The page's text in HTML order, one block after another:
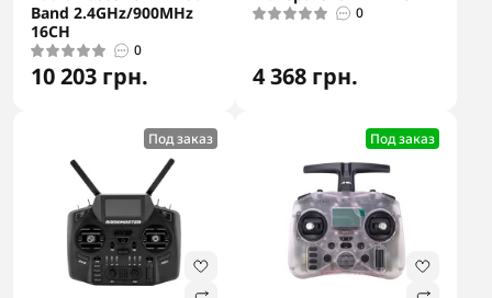
Band 2.4GHz/900MHz
16CH
0
10 203 грн.
0
4 368 грн.
Под заказ Под заказ